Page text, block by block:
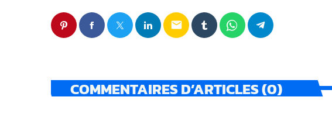
email
COMMENTAIRES D’ARTICLES (0)